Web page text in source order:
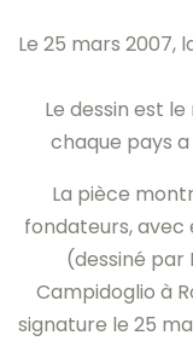
Le 25 mars 2007,
Le dessin est
chaque pays
La pièce
fondateurs,
(dessiné par
Campidoglio à
signature le 25